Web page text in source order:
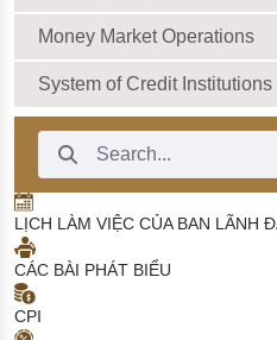
Money Market Operations
System of Credit Institutions
Search Bar
LỊCH LÀM VIỆC CỦA BAN LÃNH
CÁC BÀI PHÁT BIỂU
CPI